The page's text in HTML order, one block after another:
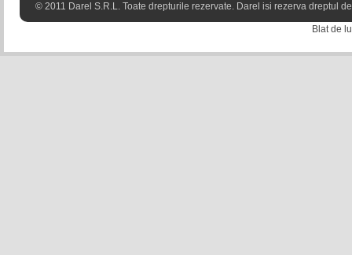
© 2011 Darel S.R.L. Toate drepturile rezervate. Darel isi rezerva dreptul
Blat de